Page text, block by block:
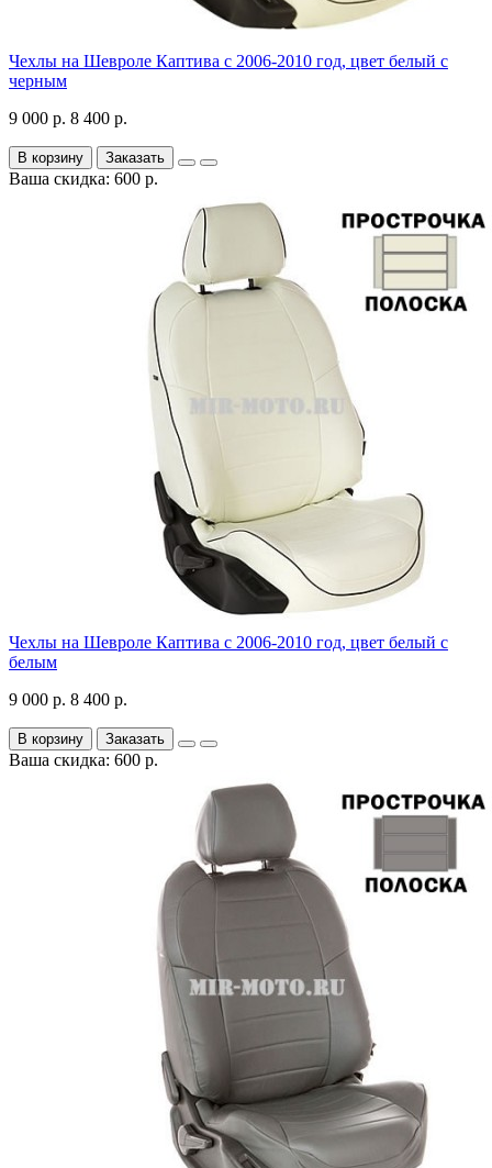
Чехлы на Шевроле Каптива с 2006-2010 год, цвет белый с
черным
9 000 р. 8 400 р.
В корзину Заказать
Ваша скидка: 600 р.
Чехлы на Шевроле Каптива с 2006-2010 год, цвет белый с
белым
9 000 р. 8 400 р.
В корзину Заказать
Ваша скидка: 600 р.